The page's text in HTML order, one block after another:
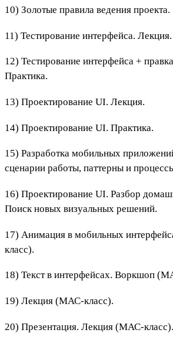
10) Золотые правила ведения проекта.
11) Тестирование интерфейса. Лекция.
12) Тестирование интерфейса +
Практика.
13) Проектирование UI. Лекция.
14) Проектирование UI. Практика.
15) Разработка мобильных
сценарии работы, паттерны и
16) Проектирование UI. Разбор
Поиск новых визуальных решений.
17) Анимация в мобильных
класс).
18) Текст в интерфейсах. Воркшоп
19) Лекция (МАС-класс).
20) Презентация. Лекция (МАС-класс).